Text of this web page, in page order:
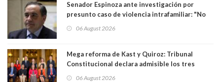
Senador Espinoza ante investigación por
presunto caso de violencia intrafamiliar: "No
antecedentes a Tribunal Supremo
06 August 2026
Mega reforma de Kast y Quiroz: Tribunal
Constitucional declara admisible los tres
06 August 2026